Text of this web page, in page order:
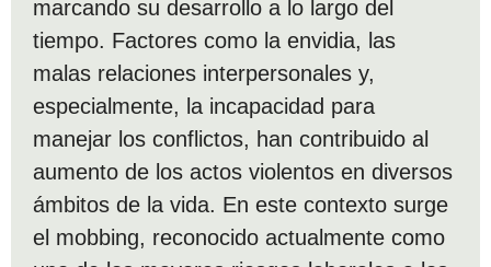
marcando su desarrollo a lo largo del
tiempo. Factores como la envidia, las
malas relaciones interpersonales y,
especialmente, la incapacidad para
manejar los conflictos, han contribuido al
aumento de los actos violentos en diversos
ámbitos de la vida. En este contexto surge
el mobbing, reconocido actualmente como